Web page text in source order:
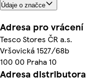
Údaje o značce
Adresa pro vrácení
Tesco Stores ČR a.s.
Vršovická 1527/68b
100 00 Praha 10
Adresa distributora